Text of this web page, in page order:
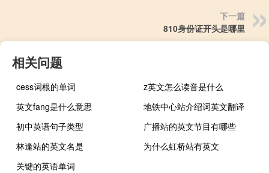
下一篇
810身份证开头是哪里
相关问题
cess词根的单词
z英文怎么读音是什么
英文fang是什么意思
地铁中心站介绍词英文翻译
初中英语句子类型
广播站的英文节目有哪些
林逢站的英文名是
为什么虹桥站有英文
关键的英语单词